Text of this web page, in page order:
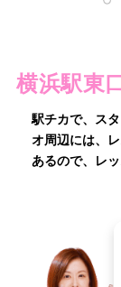
横浜駅東
駅チカで、ス
オ周辺には、
あるので、レ